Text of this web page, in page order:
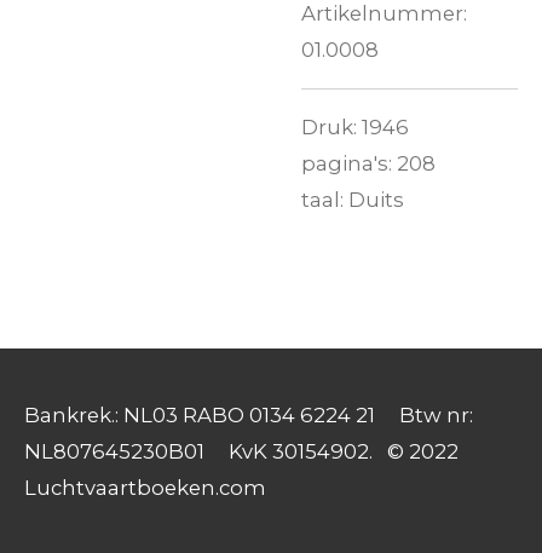
Artikelnummer:
01.0008
Druk: 1946
pagina's: 208
taal: Duits
Bankrek.: NL03 RABO 0134 6224 21 Btw nr:
NL807645230B01 KvK 30154902. © 2022
Luchtvaartboeken.com